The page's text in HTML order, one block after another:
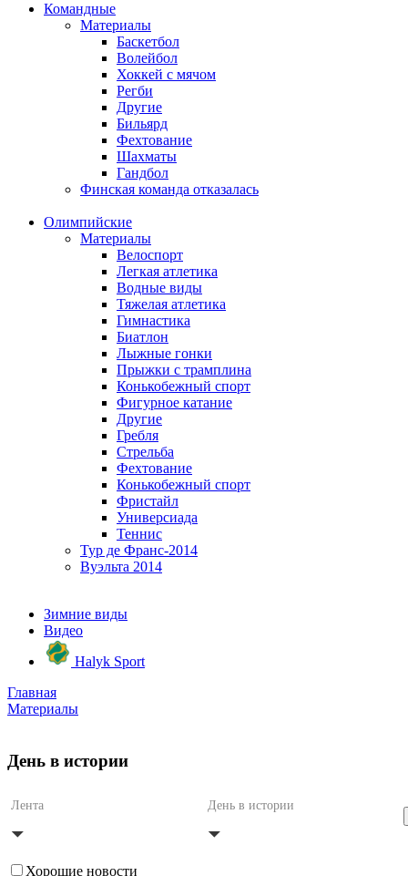
Командные
Материалы
Баскетбол
Волейбол
Хоккей с мячом
Регби
Другие
Бильярд
Фехтование
Шахматы
Гандбол
Финская команда отказалась
Олимпийские
Материалы
Велоспорт
Легкая атлетика
Водные виды
Тяжелая атлетика
Гимнастика
Биатлон
Лыжные гонки
Прыжки с трамплина
Конькобежный спорт
Фигурное катание
Другие
Гребля
Стрельба
Фехтование
Конькобежный спорт
Фристайл
Универсиада
Теннис
Тур де Франс-2014
Вуэльта 2014
Зимние виды
Видео
Halyk Sport
Главная
Материалы
День в истории
Лента День в истории
Хорошие новости